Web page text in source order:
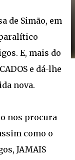
de Simão, em
E, mais do
e dá-lhe
nova.
nos procura
como o
JAMAIS